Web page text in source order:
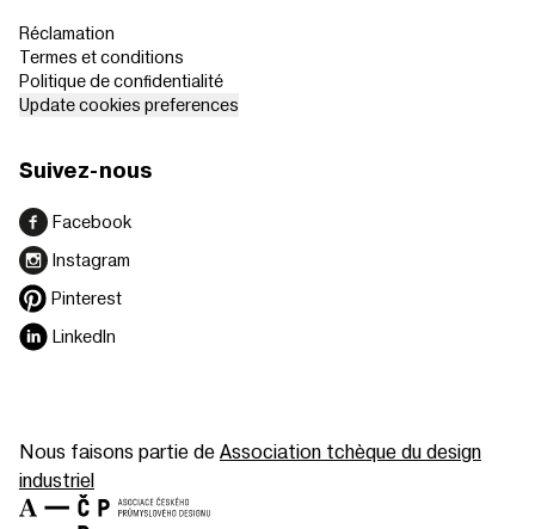
Réclamation
Termes et conditions
Politique de confidentialité
Update cookies preferences
Suivez-nous
Facebook
Instagram
Pinterest
LinkedIn
Nous faisons partie deAssociation tchèque du design
industriel